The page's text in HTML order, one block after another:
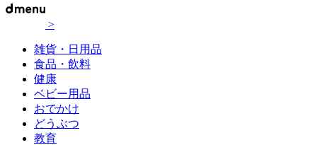
>
雑貨・日用品
食品・飲料
健康
ベビー用品
おでかけ
どうぶつ
教育